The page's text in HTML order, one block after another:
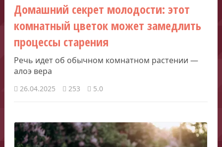
Домашний секрет молодости: этот
комнатный цветок может замедлить
процессы старения
Речь идет об обычном комнатном растении —
алоэ вера
26.04.2025 253 5.0